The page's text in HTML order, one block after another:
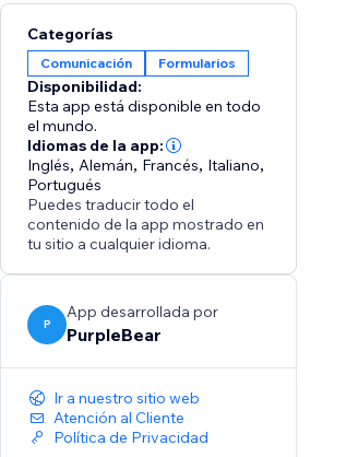
Categorías
Comunicación Formularios
Disponibilidad:
Esta app está disponible en todo
el mundo.
Idiomas de la app:
Inglés, Alemán, Francés, Italiano,
Portugués
Puedes traducir todo el
contenido de la app mostrado en
tu sitio a cualquier idioma.
P
App desarrollada por
PurpleBear
Ir a nuestro sitio web
Atención al Cliente
Política de Privacidad